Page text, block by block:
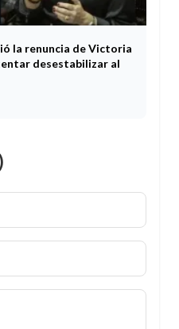
la renuncia de Victoria
desestabilizar al